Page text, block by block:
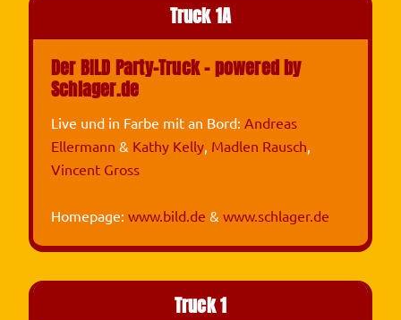
Truck 1A
Der BILD Party-Truck – powered by
Schlager.de
Live und in Farbe mit an Bord: Andreas
Ellermann & Kathy Kelly, Madlen Rausch,
Vincent Gross
Homepage: www.bild.de & www.schlager.de
Truck 1